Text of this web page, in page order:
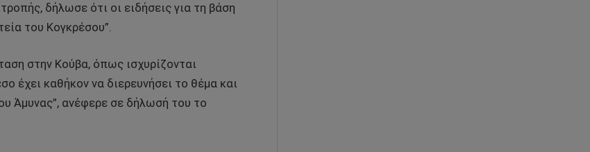
δήλωσε ότι οι ειδήσεις για τη βάση
του Κογκρέσου”.
στην Κούβα, όπως ισχυρίζονται
έχει καθήκον να διερευνήσει το θέμα και
Άμυνας”, ανέφερε σε δήλωσή του το